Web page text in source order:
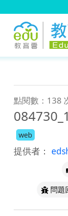
點閱數：138
web
提供者：
問題